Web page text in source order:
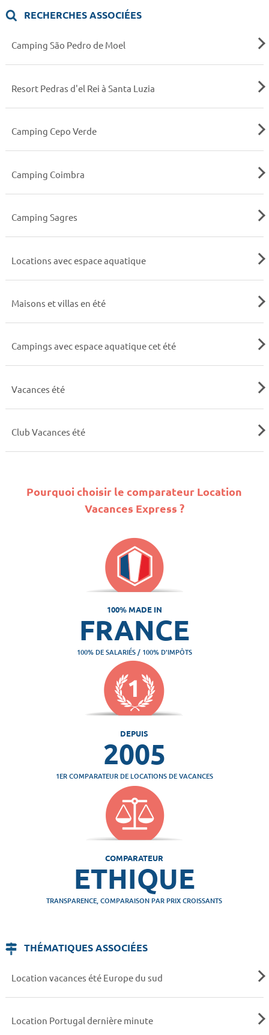
RECHERCHES ASSOCIÉES
Camping São Pedro de Moel
Resort Pedras d'el Rei à Santa Luzia
Camping Cepo Verde
Camping Coimbra
Camping Sagres
Locations avec espace aquatique
Maisons et villas en été
Campings avec espace aquatique cet été
Vacances été
Club Vacances été
Pourquoi choisir le comparateur Location
Vacances Express ?
100% MADE IN
FRANCE
100% DE SALARIÉS / 100% D'IMPÔTS
DEPUIS
2005
1ER COMPARATEUR DE LOCATIONS DE VACANCES
COMPARATEUR
ETHIQUE
TRANSPARENCE, COMPARAISON PAR PRIX CROISSANTS
THÉMATIQUES ASSOCIÉES
Location vacances été Europe du sud
Location Portugal dernière minute